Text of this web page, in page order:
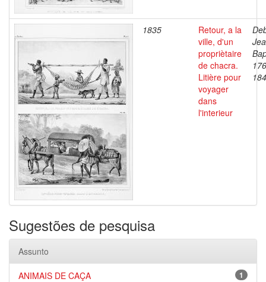
1835
Retour, a la
ville, d'un
propriètaire
de chacra.
Litière pour
voyager
dans
l'interieur
Sugestões de pesquisa
Assunto
1
ANIMAIS DE CAÇA